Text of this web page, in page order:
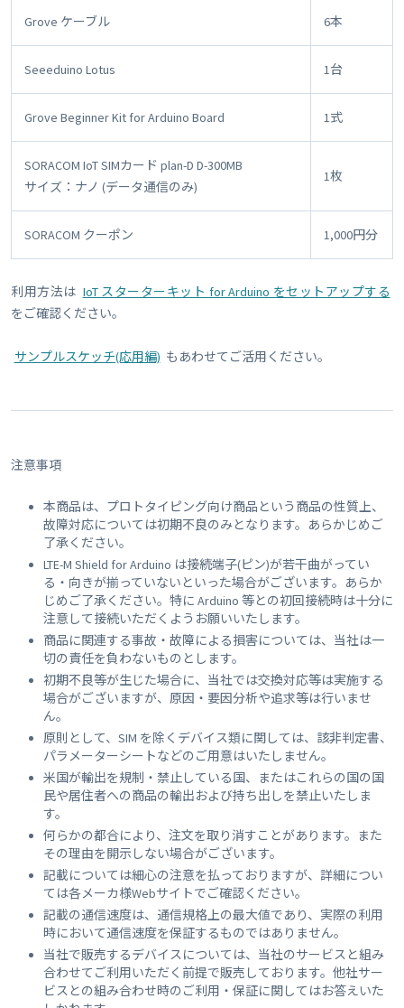
Grove ケーブル 6本
Seeeduino Lotus 1台
Grove Beginner Kit for Arduino Board 1式
SORACOM IoT SIMカード plan-D D-300MB
サイズ：ナノ (データ通信のみ)
1枚
SORACOM クーポン 1,000円分
利用方法は IoT スターターキット for Arduino をセットアップする
をご確認ください。
サンプルスケッチ(応用編) もあわせてご活用ください。
注意事項
本商品は、プロトタイピング向け商品という商品の性質上、
故障対応については初期不良のみとなります。あらかじめご
了承ください。
LTE-M Shield for Arduino は接続端子(ピン)が若干曲がってい
る・向きが揃っていないといった場合がございます。あらか
じめご了承ください。特に Arduino 等との初回接続時は十分に
注意して接続いただくようお願いいたします。
商品に関連する事故・故障による損害については、当社は一
切の責任を負わないものとします。
初期不良等が生じた場合に、当社では交換対応等は実施する
場合がございますが、原因・要因分析や追求等は行いませ
ん。
原則として、SIM を除くデバイス類に関しては、該非判定書、
パラメーターシートなどのご用意はいたしません。
米国が輸出を規制・禁止している国、またはこれらの国の国
民や居住者への商品の輸出および持ち出しを禁止いたしま
す。
何らかの都合により、注文を取り消すことがあります。また
その理由を開示しない場合がございます。
記載については細心の注意を払っておりますが、詳細につい
ては各メーカ様Webサイトでご確認ください。
記載の通信速度は、通信規格上の最大値であり、実際の利用
時において通信速度を保証するものではありません。
当社で販売するデバイスについては、当社のサービスと組み
合わせてご利用いただく前提で販売しております。他社サー
ビスとの組み合わせ時のご利用・保証に関してはお答えいた